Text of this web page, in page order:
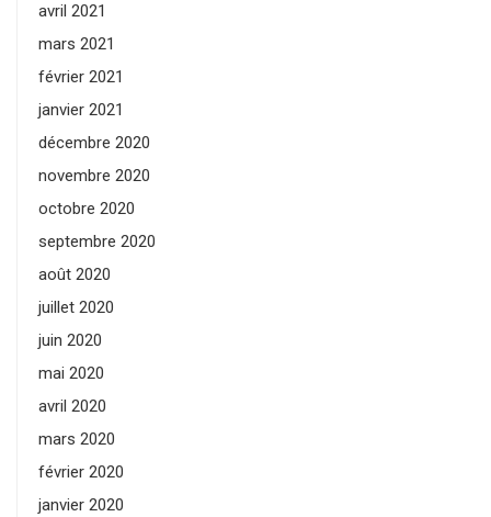
avril 2021
mars 2021
février 2021
janvier 2021
décembre 2020
novembre 2020
octobre 2020
septembre 2020
août 2020
juillet 2020
juin 2020
mai 2020
avril 2020
mars 2020
février 2020
janvier 2020